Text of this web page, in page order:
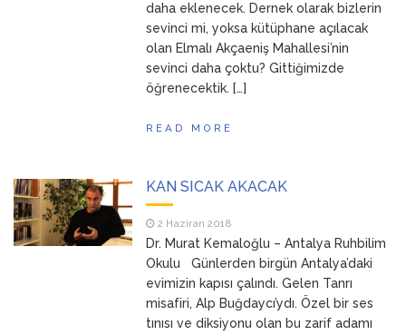
daha eklenecek. Dernek olarak bizlerin
sevinci mi, yoksa kütüphane açılacak
olan Elmalı Akçaeniş Mahallesi’nin
sevinci daha çoktu? Gittiğimizde
öğrenecektik. […]
READ MORE
KAN SICAK AKACAK
2 Haziran 2018
Dr. Murat Kemaloğlu – Antalya Ruhbilim
Okulu Günlerden birgün Antalya’daki
evimizin kapısı çalındı. Gelen Tanrı
misafiri, Alp Buğdaycı’ydı. Özel bir ses
tınısı ve diksiyonu olan bu zarif adamı